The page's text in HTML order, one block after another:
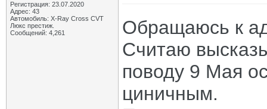
Регистрация: 23.07.2020
Адрес: 43
Автомобиль: X-Ray Cross CVT
Люкс престиж.
Сообщений: 4,261
Обращаюсь к
Считаю
поводу 9 Мая
циничным.